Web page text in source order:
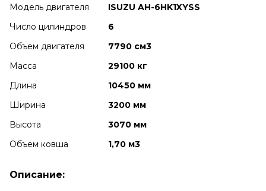
Модель двигателя
ISUZU AH-6HK1XYSS
Число цилиндров
6
Объем двигателя
7790 см3
Масса
29100 кг
Длина
10450 мм
Ширина
3200 мм
Высота
3070 мм
Объем ковша
1,70 м3
Описание: